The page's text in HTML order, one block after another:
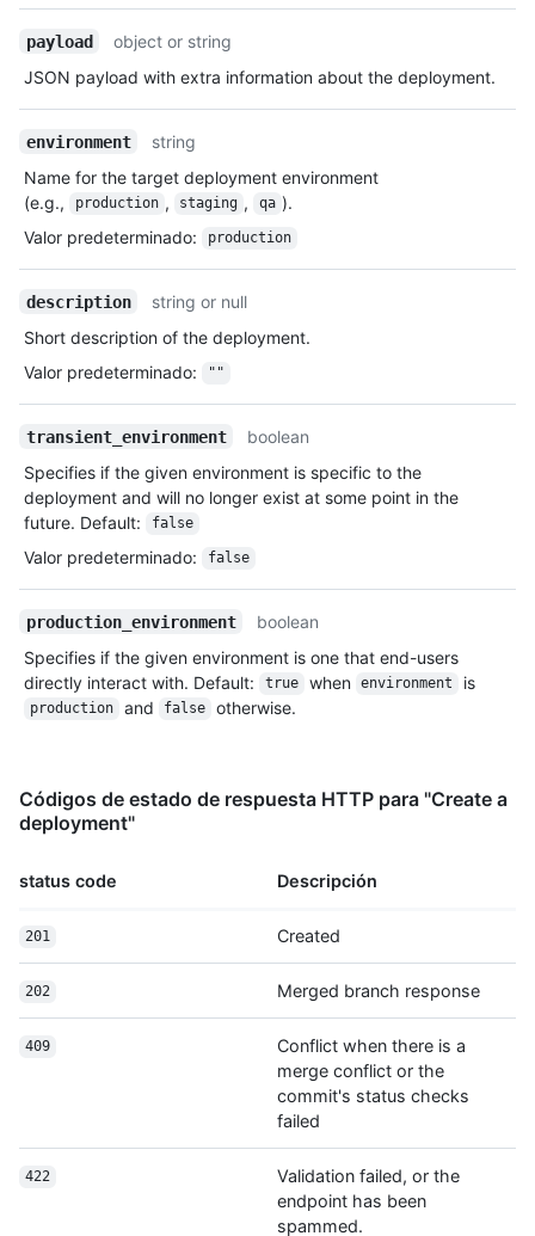
payload
object or string
JSON payload with extra information about the deployment.
environment
string
Name for the target deployment environment
(e.g.,
production , staging , qa ).
Valor predeterminado: production
description
string or null
Short description of the deployment.
Valor predeterminado: ""
transient_environment
boolean
Specifies if the given environment is specific to the
deployment and will no longer exist at some point in the
future. Default:
false
Valor predeterminado: false
production_environment
boolean
Specifies if the given environment is one that end-users
directly interact with. Default:
true when environment is
production and false otherwise.
Códigos de estado de respuesta HTTP para "Create a
deployment"
status code Descripción
201 Created
202 Merged branch response
409
Conflict when there is a
merge conflict or the
commit's status checks
failed
422
Validation failed, or the
endpoint has been
spammed.